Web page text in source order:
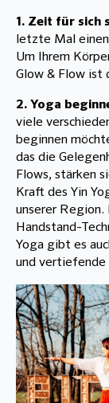
1. Zeit für sich
letzte Mal
Um Ihrem
Glow & Flow ist
2. Yoga
viele
beginnen
das die
Flows, stärken
Kraft des Yin
unserer Region.
Handstand-
Yoga gibt es
und vertiefende